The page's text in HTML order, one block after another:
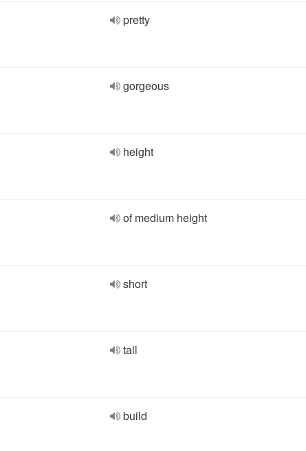
pretty
gorgeous
height
of medium height
short
tall
build